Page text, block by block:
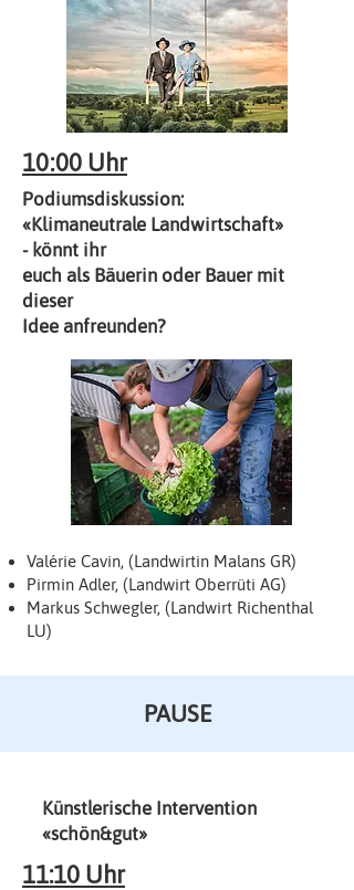
10:00 Uhr
Podiumsdiskussion:
«Klimaneutrale Landwirtschaft»
- könnt ihr
euch als Bäuerin oder Bauer mit
dieser
Idee anfreunden?
Valérie Cavin, (Landwirtin Malans GR)
Pirmin Adler, (Landwirt Oberrüti AG)
Markus Schwegler, (Landwirt Richenthal
LU)​
PAUSE
Künstlerische Intervention
«schön&gut»
11:10 Uhr